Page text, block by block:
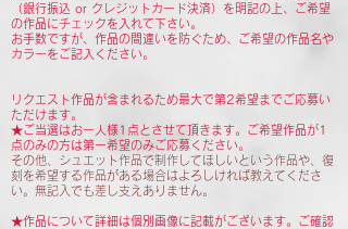
（銀行振込 or クレジットカード決済）を明記の上、ご希望
の作品にチェックを入れて下さい。
お手数ですが、作品の間違いを防ぐため、ご希望の作品名や
カラーをご記入ください。
リクエスト作品が含まれるため最大で第2希望までご応募い
ただけます。
★ご当選はお一人様1点とさせて頂きます。ご希望作品が1
点のみの方は第一希望のみご応募ください。
その他、シュエット作品で制作してほしいという作品や、復
刻を希望する作品がある場合はよろしければ教えてくださ
い。無記入でも差し支えありません。
★作品について詳細は個別画像に記載がございます。ご確認